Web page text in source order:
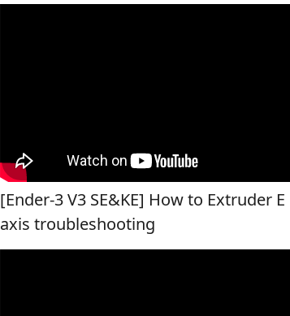
[Ender-3 V3 SE&KE] How to Extruder E
axis troubleshooting